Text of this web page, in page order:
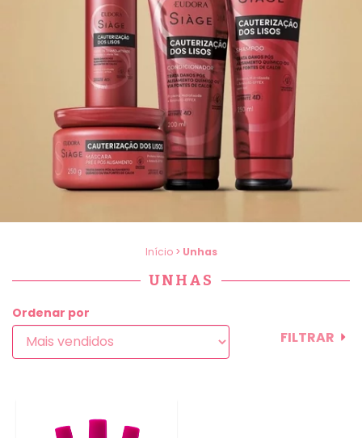
Início > Unhas
UNHAS
Ordenar por
FILTRAR